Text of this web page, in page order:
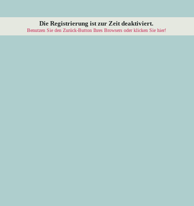
Die Registrierung ist zur Zeit deaktiviert.
Benutzen Sie den Zurück-Button Ihres Browsers oder klicken Sie hier!